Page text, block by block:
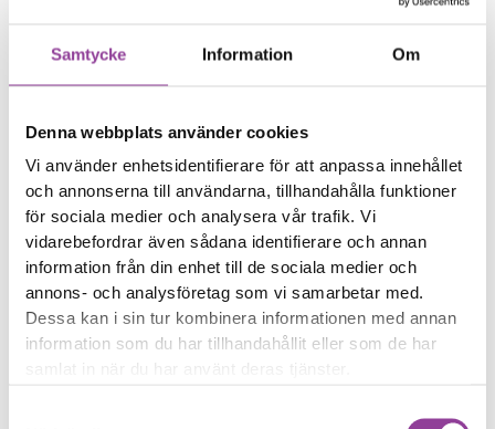
Samtycke Information Om
Denna webbplats använder cookies
Vi använder enhetsidentifierare för att anpassa innehållet
och annonserna till användarna, tillhandahålla funktioner
för sociala medier och analysera vår trafik. Vi
vidarebefordrar även sådana identifierare och annan
information från din enhet till de sociala medier och
annons- och analysföretag som vi samarbetar med.
Dessa kan i sin tur kombinera informationen med annan
information som du har tillhandahållit eller som de har
samlat in när du har använt deras tjänster.
minuter
Fler reparationer för samma
modell
Data Recovery599,00kr
Vattenskadebehandling 499,00kr
Felsökning299,00kr